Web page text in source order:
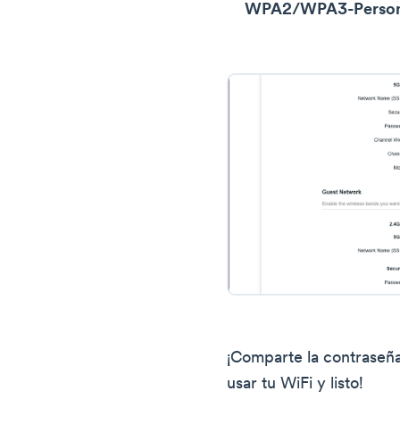
WPA2/WPA3-
¡Comparte la
usar tu WiFi y listo!